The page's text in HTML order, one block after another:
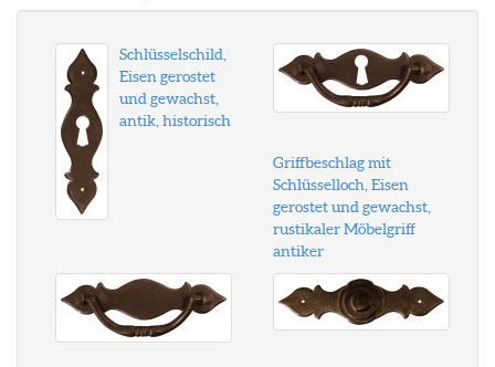
Schlüsselschild,
Eisen gerostet
und gewachst,
antik, historisch
Griffbeschlag mit
Schlüsselloch, Eisen
gerostet und gewachst,
rustikaler Möbelgriff
antiker